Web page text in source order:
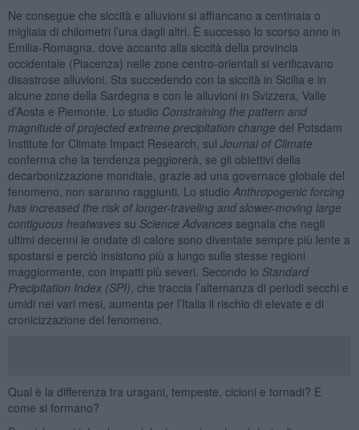
Ne consegue che siccità e alluvioni si affiancano a centinaia o
migliaia di chilometri l’una dagli altri. È successo lo scorso anno in
Emilia-Romagna, dove accanto alla siccità della provincia
occidentale (Piacenza) nelle zone centro-orientali si verificavano
disastrose alluvioni. Sta succedendo con la siccità in Sicilia e in
alcune zone della Sardegna e con le alluvioni in Svizzera, Valle
d’Aosta e Piemonte. Lo studio Constraining the pattern and
magnitude of projected extreme precipitation change del Potsdam
Institute for Climate Impact Research, sul Journal of Climate
conferma che la tendenza peggiorerà, se gli obiettivi della
decarbonizzazione mondiale, grazie ad una governace globale del
fenomeno, non saranno raggiunti. Lo studio Anthropogenic forcing
has increased the risk of longer-traveling and slower-moving large
contiguous heatwavessu Science Advancessegnala che negli
ultimi decenni le ondate di calore sono diventate sempre più lente a
spostarsi e perciò insistono più a lungo sulle stesse regioni
maggiormente, con impatti più severi. Secondo lo Standard
Precipitation Index (SPI) , che traccia l’alternanza di periodi secchi e
umidi nei vari mesi, aumenta per l’Italia il rischio di elevate e di
cronicizzazione del fenomeno.
Qual è la differenza tra uragani, tempeste, cicloni e tornadi? E
come si formano?